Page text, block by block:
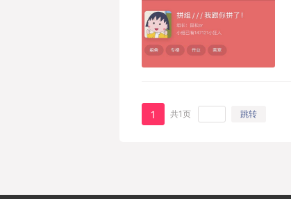
1 共1页 跳转